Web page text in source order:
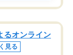
るオンライン
見る